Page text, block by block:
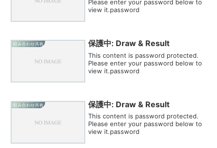
Please enter your password below to
view it.password
組み合わせ共有 保護中: Draw & Result
This content is password protected.
Please enter your password below to
view it.password
組み合わせ共有 保護中: Draw & Result
This content is password protected.
Please enter your password below to
view it.password